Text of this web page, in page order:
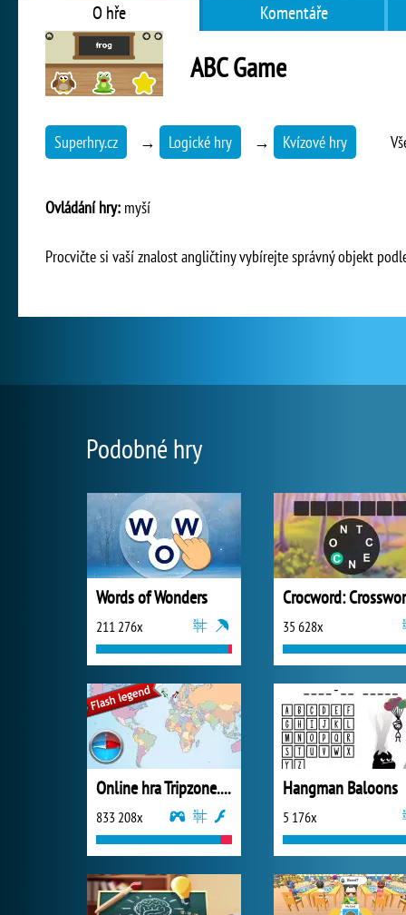
O hře Komentáře
ABC Game
Superhry.cz → Logické hry → Kvízové hry
Ovládání hry: myší
Procvičte si vaší znalost angličtiny vybírejte správný objekt
Podobné hry
Words of Wonders
211 276x 35 628x
Online hra Tripzone.cz
833 208x
Hangman Baloons
5 176x